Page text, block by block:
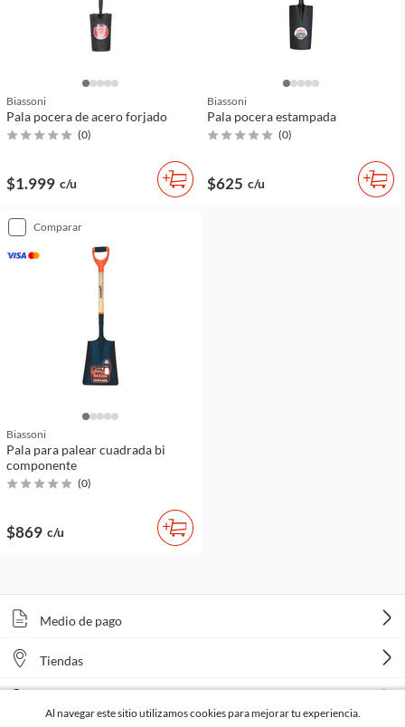
Biassoni
Pala pocera de acero forjado
(0)
$1.999 c/u
Biassoni
Pala pocera estampada
(0)
$625 c/u
comparar
Biassoni
Pala para palear cuadrada bi
componente
(0)
$869 c/u
Medio de pago
Tiendas
Al navegar este sitio utilizamos cookies para mejorar tu experiencia.